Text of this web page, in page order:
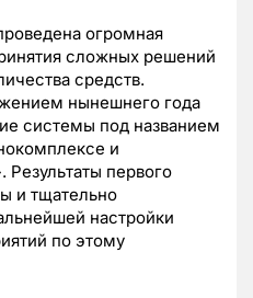
огромная
сложных решений
средств.
нынешнего года
системы под названием
и
Результаты первого
и тщательно
настройки
по этому